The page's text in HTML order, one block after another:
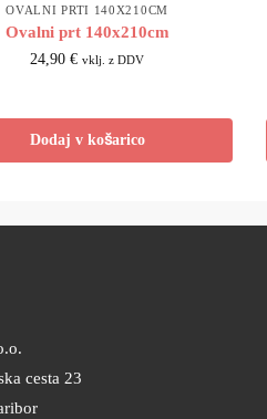
OVALNI PRTI 140X210CM
Ovalni prt 140x210cm
24,90€ vklj. z DDV
Dodaj v košarico
cesta 23